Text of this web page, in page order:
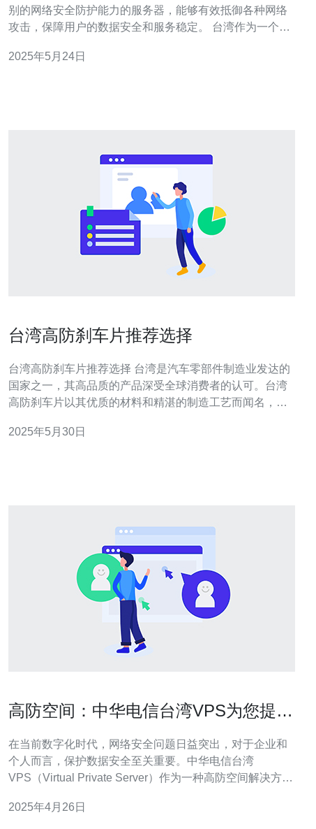
别的网络安全防护能力的服务器，能够有效抵御各种网络
攻击，保障用户的数据安全和服务稳定。 台湾作为一个发
供了高品质的高防服务器服务。选择台湾高防服务器有以
2025年5月24日
台湾高防刹车片推荐选择
台湾高防刹车片推荐选择 台湾是汽车零部件制造业发达的
国家之一，其高品质的产品深受全球消费者的认可。台湾
高防刹车片以其优质的材料和精湛的制造工艺而闻名，为
时，首先要考虑您的汽车型号和驾驶习惯。不同的汽车型
2025年5月30日
高防空间：中华电信台湾VPS为您提供
在当前数字化时代，网络安全问题日益突出，对于企业和
个人而言，保护数据安全至关重要。中华电信台湾
VPS（Virtual Private Server）作为一种高防空间解决方
台湾VPS的特点和优势。 中华电信台湾VPS是一种虚拟的
2025年4月26日